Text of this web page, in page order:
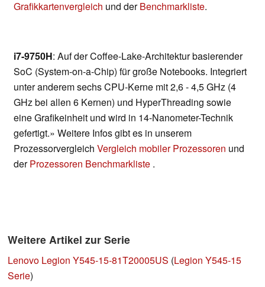
Grafikkartenvergleich und derBenchmarkliste.
i7-9750H: Auf der Coffee-Lake-Architektur basierender
SoC (System-on-a-Chip) für große Notebooks. Integriert
unter anderem sechs CPU-Kerne mit 2,6 - 4,5 GHz (4
GHz bei allen 6 Kernen) und HyperThreading sowie
eine Grafikeinheit und wird in 14-Nanometer-Technik
gefertigt.» Weitere Infos gibt es in unserem
Prozessorvergleich Vergleich mobiler Prozessoren und
derProzessoren Benchmarkliste .
Weitere Artikel zur Serie
Lenovo Legion Y545-15-81T20005US (Legion Y545-15
Serie)